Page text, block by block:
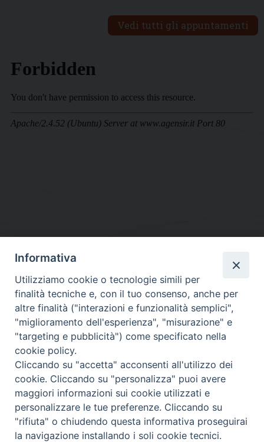
Vedi tutti gli appuntamenti
DIOCESI SUBURBICARIA DI ALBANO
Contatti:Tel.: 06.93268401 - Fax.: 06.9323844
E-mail:curia@diocesidialbano.it
Orari: dal Lunedì al Venerdì Ore: 9:00 - 13:00
Lunedì, Mercoledì e Venerdì, Ore 9:30 - 12:30
Diocesi Suburbicaria di Albano
Copyright © 2021
Informativa
Utilizziamo cookie o tecnologie simili per
finalità tecniche e, con il tuo consenso, anche per
altre finalità ("interazioni e funzionalità semplici",
"miglioramento dell'esperienza", "misurazione" e
"targeting e pubblicità") come specificato nella
cookie policy.
Cliccando su "accetta" acconsenti all'utilizzo dei
cookie. Cliccando su "personalizza" puoi avere
maggiori informazioni sui cookie utilizzati e
personalizzare le tue preferenze. Cliccando su
"rifiuta" o chiudendo questa informativa proseguirai
la navigazione installando i soli cookie tecnici.